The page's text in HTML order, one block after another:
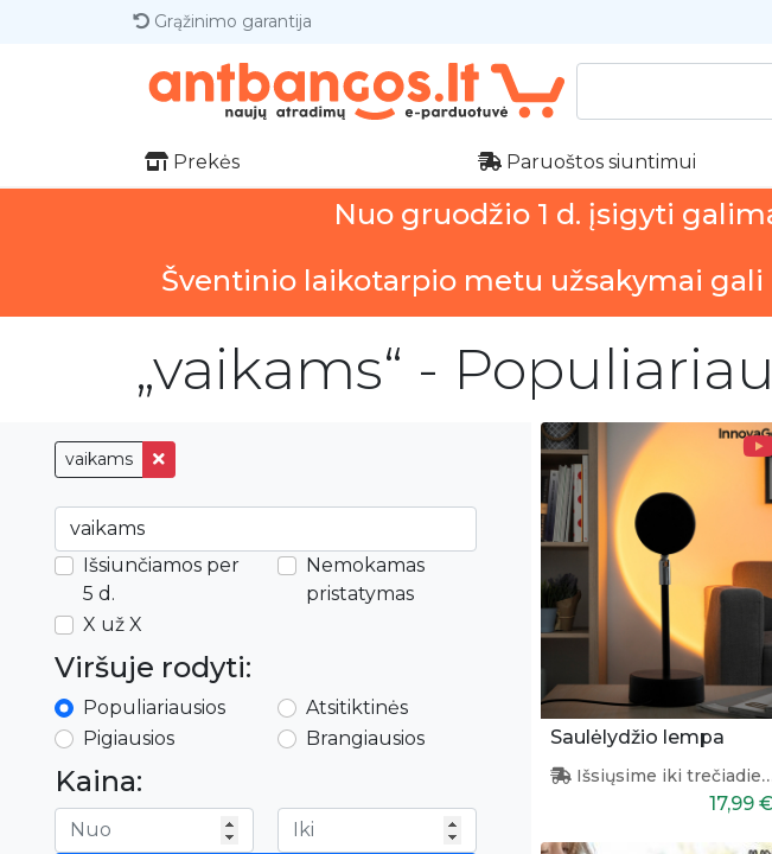
Grąžinimo garantija
Prekės Paruoštos siuntimui
Nuo gruodžio 1 d. įsigyti
Šventinio laikotarpio metu užsakymai
„vaikams“ -
vaikams
Išsiunčiamos per
5 d.
Nemokamas
pristatymas
X už X
Viršuje rodyti:
Populiariausios
Atsitiktinės
Pigiausios
Brangiausios
Kaina:
Saulėlydžio lempa
Išsiųsime iki trečiadienio
17,99 €